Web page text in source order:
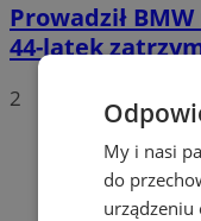
Prowadził
44-latek
2
My i nasi
do
urządzeniu